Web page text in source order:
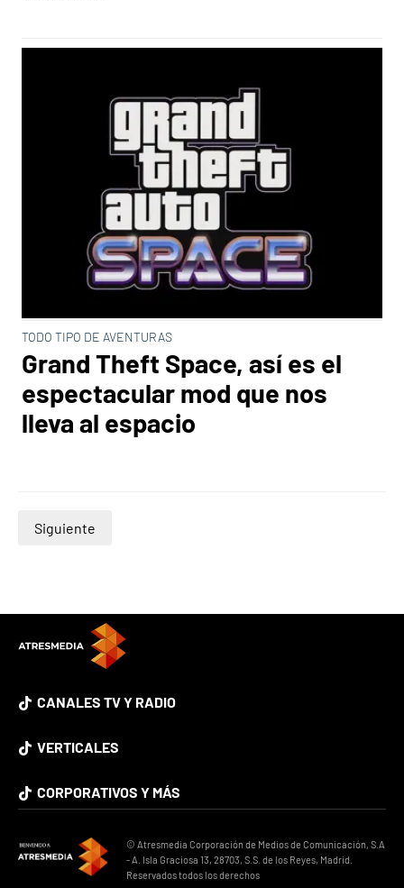
TODO TIPO DE AVENTURAS
Grand Theft Space, así es el
espectacular mod que nos
lleva al espacio
Siguiente
CANALES TV Y RADIO
VERTICALES
CORPORATIVOS Y MÁS
© Atresmedia Corporación de Medios de Comunicación, S.A
- A. Isla Graciosa 13, 28703, S.S. de los Reyes, Madrid.
Reservados todos los derechos